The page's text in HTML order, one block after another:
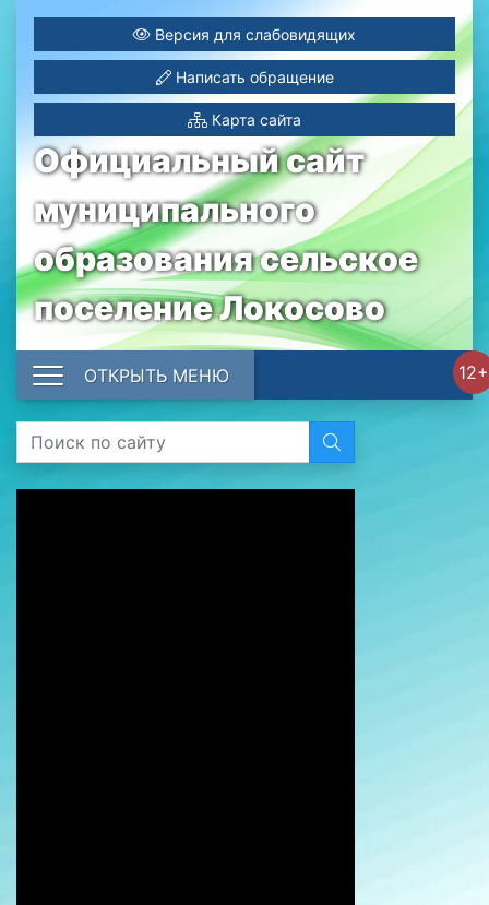
Официальный сайт
муниципального
образования сельское
поселение Локосово
Версия для слабовидящих
Написать обращение
Карта сайта
12+
ОТКРЫТЬ МЕНЮ